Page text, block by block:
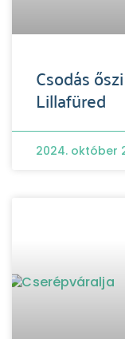
Csodás
Lillafüred
2024. október